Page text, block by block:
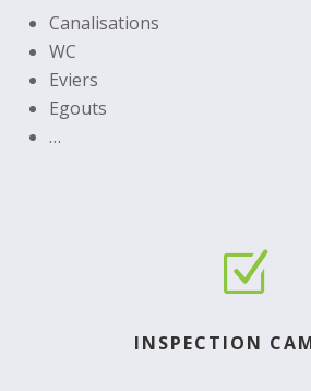
Canalisations
WC
Eviers
Egouts
…
Z
INSPECTION